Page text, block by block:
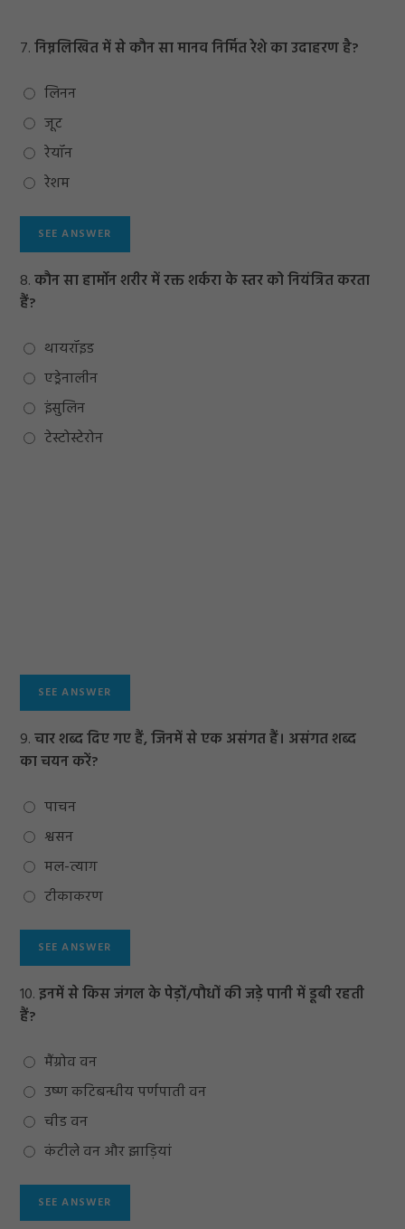
7.निम्नलिखित में से कौन सा मानव निर्मित रेशे का उदाहरण है?
लिनन
जूट
रेयॉन
रेशम
8.कौन सा हार्मोन शरीर में रक्त शर्करा के स्तर को नियंत्रित करता
हैं?
थायरॉइड
एड्रेनालीन
इंसुलिन
टेस्टोस्टेरोन
9.चार शब्द दिए गए हैं, जिनमें से एक असंगत हैं। असंगत शब्द
का चयन करें?
पाचन
श्वसन
मल-त्याग
टीकाकरण
10.इनमें से किस जंगल के पेड़ों/पौधों की जड़े पानी में डूबी रहती
हैं?
मैंग्रोव वन
उष्ण कटिबन्धीय पर्णपाती वन
चीड वन
कंटीले वन और झाड़ियां